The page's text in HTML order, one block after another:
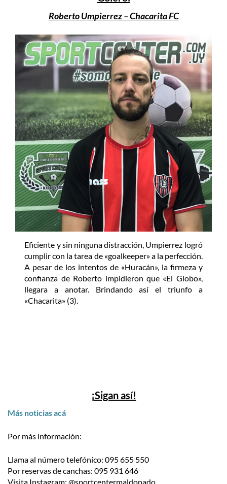
Roberto Umpierrez – Chacarita FC
Eficiente y sin ninguna distracción, Umpierrez logró
cumplir con la tarea de «goalkeeper» a la perfección.
A pesar de los intentos de «Huracán», la firmeza y
confianza de Roberto impidieron que «El Globo»,
llegara a anotar. Brindando así el triunfo a
«Chacarita» (3).
¡Sigan así!
Más noticias acá
Por más información:
Llama al número telefónico: 095 655 550
Por reservas de canchas: 095 931 646
Visita Instagram: @sportcentermaldonado